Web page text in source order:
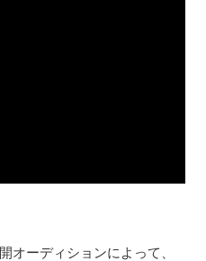
オーディションによって、